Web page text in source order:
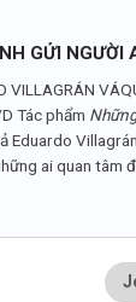
GỬI NGƯỜI
VILLAGRÁN
Tác phẩm
Eduardo
ai quan tâm